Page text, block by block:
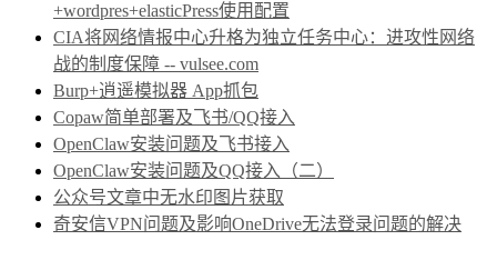
+wordpres+elasticPress使用配置
CIA将网络情报中心升格为独立任务中心：进攻性网络
战的制度保障 -- vulsee.com
Burp+逍遥模拟器 App抓包
Copaw简单部署及飞书/QQ接入
OpenClaw安装问题及飞书接入
OpenClaw安装问题及QQ接入（二）
公众号文章中无水印图片获取
奇安信VPN问题及影响OneDrive无法登录问题的解决